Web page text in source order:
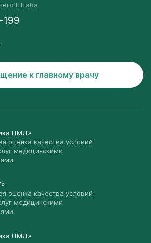
Штаба
к главному врачу
ЦМД»
оценка качества условий
медицинскими
оценка качества условий
медицинскими
ЦМД»